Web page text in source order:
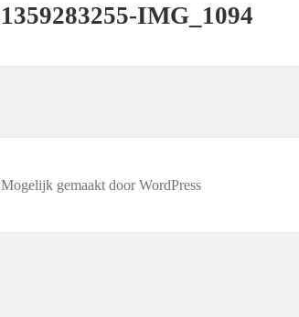
1359283255-IMG_1094
Mogelijk gemaakt door WordPress